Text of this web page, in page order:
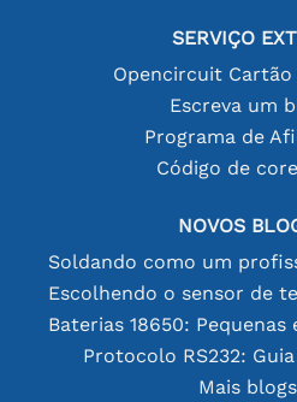
SERVIÇO
Opencircuit Cartão
Escreva um
Programa de
Código de
NOVOS
Protocolo RS232:
Mais blogs